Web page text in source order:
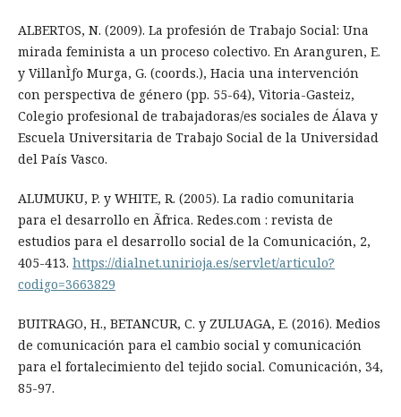
ALBERTOS, N. (2009). La profesión de Trabajo Social: Una
mirada feminista a un proceso colectivo. En Aranguren, E.
y VillanÌƒo Murga, G. (coords.), Hacia una intervención
con perspectiva de género (pp. 55-64), Vitoria-Gasteiz,
Colegio profesional de trabajadoras/es sociales de Álava y
Escuela Universitaria de Trabajo Social de la Universidad
del País Vasco.
ALUMUKU, P. y WHITE, R. (2005). La radio comunitaria
para el desarrollo en Ãfrica. Redes.com : revista de
estudios para el desarrollo social de la Comunicación, 2,
405-413. https://dialnet.unirioja.es/servlet/articulo?
codigo=3663829
BUITRAGO, H., BETANCUR, C. y ZULUAGA, E. (2016). Medios
de comunicación para el cambio social y comunicación
para el fortalecimiento del tejido social. Comunicación, 34,
85-97.